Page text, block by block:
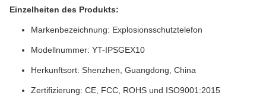
Einzelheiten des Produkts:
Markenbezeichnung: Explosionsschutztelefon
Modellnummer: YT-IPSGEX10
Herkunftsort: Shenzhen, Guangdong, China
Zertifizierung: CE, FCC, ROHS und ISO9001:2015